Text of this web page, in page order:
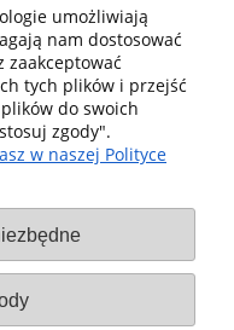
umożliwiają
nam dostosować
zaakceptować
tych plików i przejść
do swoich
zgody".
w naszej Polityce